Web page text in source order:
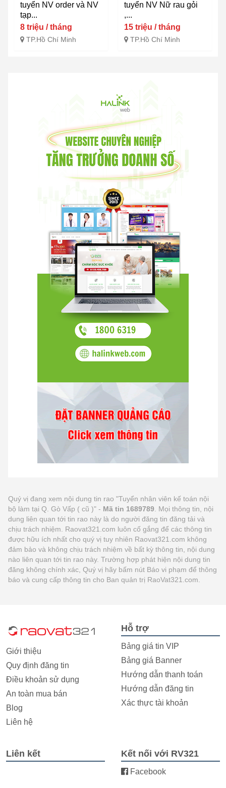
tuyển NV order và NV
tạp...
8 triệu / tháng
TP.Hồ Chí Minh
tuyển NV Nữ rau gỏi
,...
15 triệu / tháng
TP.Hồ Chí Minh
Quý vị đang xem nội dung tin rao "Tuyển nhân viên kế toán nội
bộ làm tại Q. Gò Vấp ( cũ )" - Mã tin 1689789 . Mọi thông tin, nội
dung liên quan tới tin rao này là do người đăng tin đăng tải và
chịu trách nhiệm. Raovat321.com luôn cố gắng để các thông tin
được hữu ích nhất cho quý vị tuy nhiên Raovat321.com không
đảm bảo và không chịu trách nhiệm về bất kỳ thông tin, nội dung
nào liên quan tới tin rao này. Trường hợp phát hiện nội dung tin
đăng không chính xác, Quý vị hãy bấm nút Báo vi phạm để thông
báo và cung cấp thông tin cho Ban quản trị RaoVat321.com.
Giới thiệu
Quy định đăng tin
Điều khoản sử dụng
An toàn mua bán
Blog
Liên hệ
Hỗ trợ
Bảng giá tin VIP
Bảng giá Banner
Hướng dẫn thanh toán
Hướng dẫn đăng tin
Xác thực tài khoản
Liên kết Kết nối với RV321
Facebook